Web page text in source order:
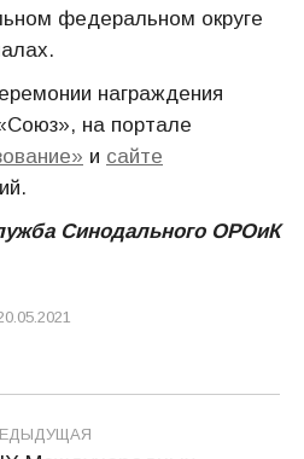
федеральном округе
награждения
на портале
и сайте
Синодального ОРОиК